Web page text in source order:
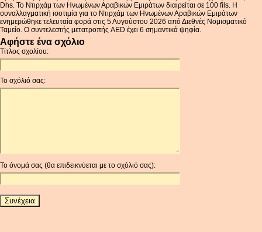
Dhs. Το Ντιρχάμ των Ηνωμένων Αραβικών Εμιράτων διαιρείται σε 100 fils. Η
συναλλαγματική ισοτιμία για το Ντιρχάμ των Ηνωμένων Αραβικών Εμιράτων
ενημερώθηκε τελευταία φορά στις 5 Αυγούστου 2026 από Διεθνές Νομισματικό
Ταμείο. Ο συντελεστής μετατροπής AED έχει 6 σημαντικά ψηφία.
Αφήστε ένα σχόλιο
Τίτλος σχολίου:
Το σχόλιό σας:
Το όνομά σας (θα επιδεικνύεται με το σχόλιό σας):